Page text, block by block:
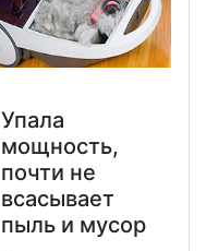
Упала
мощность,
почти не
всасывает
пыль и мусор